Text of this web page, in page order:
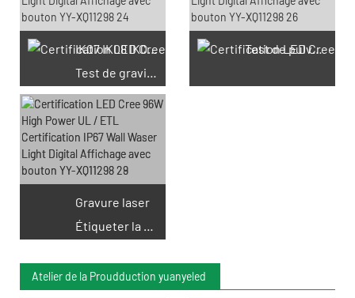
IK07 IK08 IK09 IK10
Test de gravité
Test de pulvérisation saline
Gravure laser
Étiqueter la machine
Atelier de la Proudduction yuanyeled